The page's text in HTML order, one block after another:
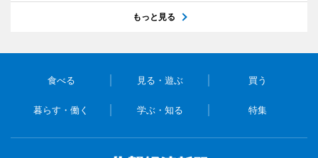
もっと見る
食べる 見る・遊ぶ 買う
暮らす・働く 学ぶ・知る 特集